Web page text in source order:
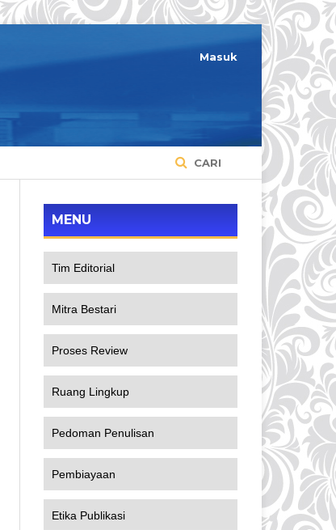
CARI
Masuk
MENU
Tim Editorial
Mitra Bestari
Proses Review
Ruang Lingkup
Pedoman Penulisan
Pembiayaan
Etika Publikasi